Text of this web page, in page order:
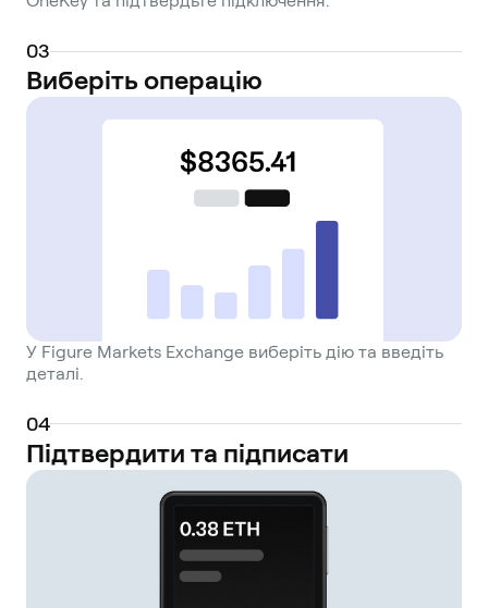
03
Виберіть операцію
У Figure Markets Exchange виберіть дію та введіть
деталі.
04
Підтвердити та підписати